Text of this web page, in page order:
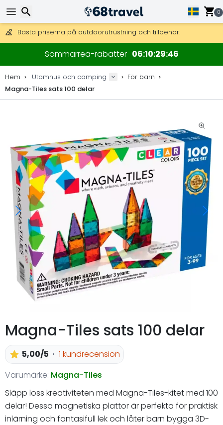
0
DHL Express över natten är också tillgängligt.
30 dagar för retur, 90 dagar för träkartor och dekorationer.
Bästa priserna på outdoorutrustning och tillbehör.
Sommarrea-rabatter 06102946
Hem Utomhus och camping
För barn
Magna-Tiles sats 100 delar
Magna-Tiles sats 100 delar
5,00/5
1 kundrecension
Varumärke: Magna-Tiles
Släpp loss kreativiteten med Magna-Tiles-kitet med 100
delar! Dessa magnetiska plattor är perfekta för praktisk
inlärning och fantasifull lek och låter barn bygga 3D-